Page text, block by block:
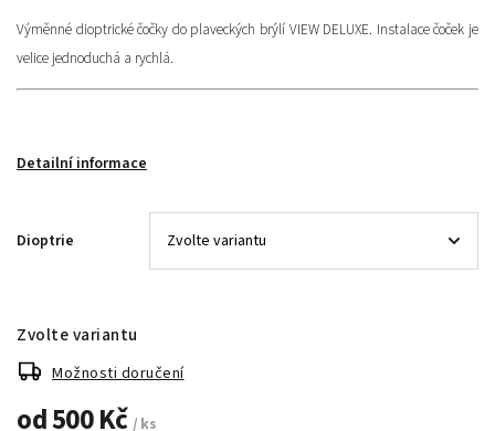
Výměnné dioptrické čočky do plaveckých brýlí VIEW DELUXE. Instalace čoček je
velice jednoduchá a rychlá.
Detailní informace
Dioptrie
od500 Kč / ks
Zvolte variantu
Možnosti doručení